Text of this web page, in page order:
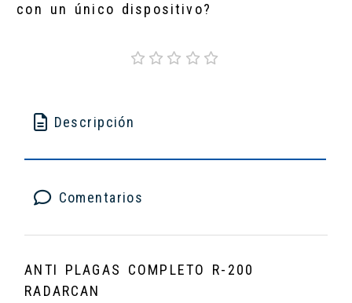
con un único dispositivo?
Descripción
Comentarios
ANTI PLAGAS COMPLETO R-200
RADARCAN